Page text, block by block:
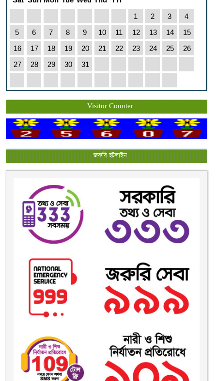
1
2 3
4
5
6 7 8 9 10 11 12 13 14
15
16
17 18 19 20 21 22 23 24 25
26
27
28 29 30 31
Visitor Counter
জরুরি হটলাইন